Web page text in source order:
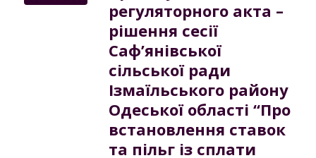
регуляторного акта –
рішення сесії
Саф’янівської
сільської ради
Ізмаїльського району
Одеської області “Про
встановлення ставок
та пільг із сплати